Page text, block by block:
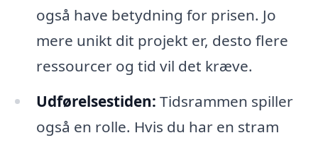
også have betydning for prisen. Jo
mere unikt dit projekt er, desto flere
ressourcer og tid vil det kræve.
Udførelsestiden: Tidsrammen spiller
også en rolle. Hvis du har en stram